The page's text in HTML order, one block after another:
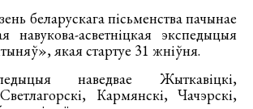
беларускага пісьменства пачынае
навукова-асветніцкая экспедыцыя
якая стартуе 31 жніўня.
наведвае Жыткавіцкі,
Кармянскі, Чачэрскі,